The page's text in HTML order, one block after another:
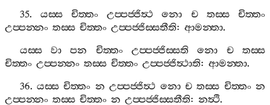
35. යස‍්ස චිත‍්තං උප‍්පජ‍්ජිත්‍ථ නො ච තස‍්ස
චිත‍්තං
උප‍්පන‍්නං තස‍්ස චිත‍්තං උප‍්පජ‍්ජිස‍්සතීති: ආමන‍්තා.
යස‍්ස
වා පන චිත‍්තං උප‍්පජ‍්ජිස‍්සති නො ච
තස‍්ස
චිත‍්තං උප‍්පන‍්නං තස‍්ස චිත‍්තං උප‍්පජ‍්ජිත්‍ථාති: ආමන‍්තා.
36. යස‍්ස චිත‍්තං න උප‍්පජ‍්ජිත්‍ථ නො ච තස‍්ස චිත‍්තං න
උප‍්පන‍්නං තස‍්ස චිත‍්තං න උප‍්පජ‍්ජිස‍්සතීති: නත්‍ථි.